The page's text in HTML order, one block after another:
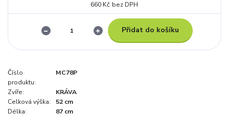
660 Kč bez DPH
Přidat do košíku
Číslo
produktu:
MC78P
Zvíře:
KRÁVA
Celková výška:
52 cm
Délka:
87 cm